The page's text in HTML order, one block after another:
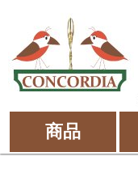
商品